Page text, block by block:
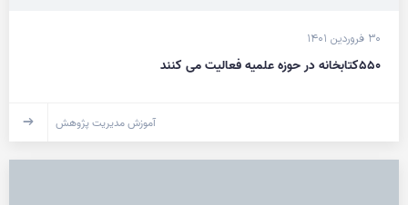
۳۰ فروردین ۱۴۰۱
۵۵۰کتابخانه در حوزه علمیه فعالیت می کنند
آموزش مدیریت پژوهش